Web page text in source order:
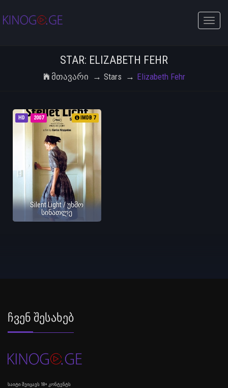
Toggle
STAR: ELIZABETH FEHR
Მთავარი Stars Elizabeth Fehr
HD 2007 IMDB 7
Silent Light / უხმო
სინათლე
Ჩვენ Შესახებ
საიტი შეიცავს 18+ კონტენტს